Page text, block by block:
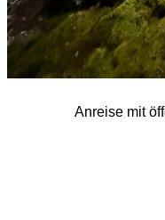
Anreise mit